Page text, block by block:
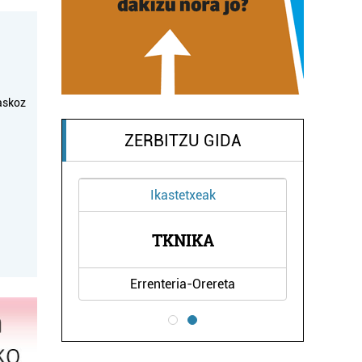
ZERBITZU GIDA
Ikastetxeak
TKNIKA
Errenteria-Orereta